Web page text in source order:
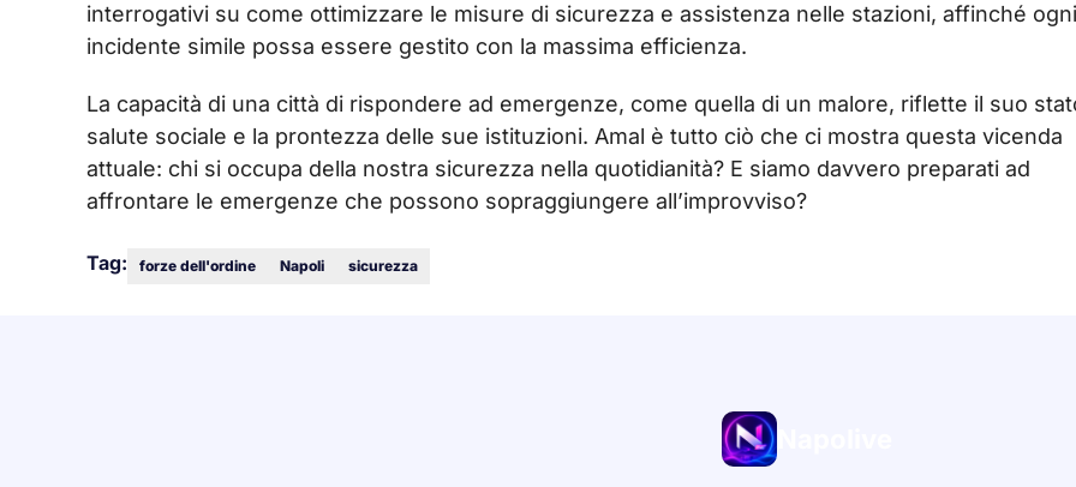
interrogativi su come ottimizzare le misure di sicurezza e assistenza nelle stazioni, affinché ogni
incidente simile possa essere gestito con la massima efficienza.
La capacità di una città di rispondere ad emergenze, come quella di un malore, riflette il suo
salute sociale e la prontezza delle sue istituzioni. Amal è tutto ciò che ci mostra questa vicenda
attuale: chi si occupa della nostra sicurezza nella quotidianità? E siamo davvero preparati ad
affrontare le emergenze che possono sopraggiungere all’improvviso?
Tag: forze dell'ordine Napoli sicurezza